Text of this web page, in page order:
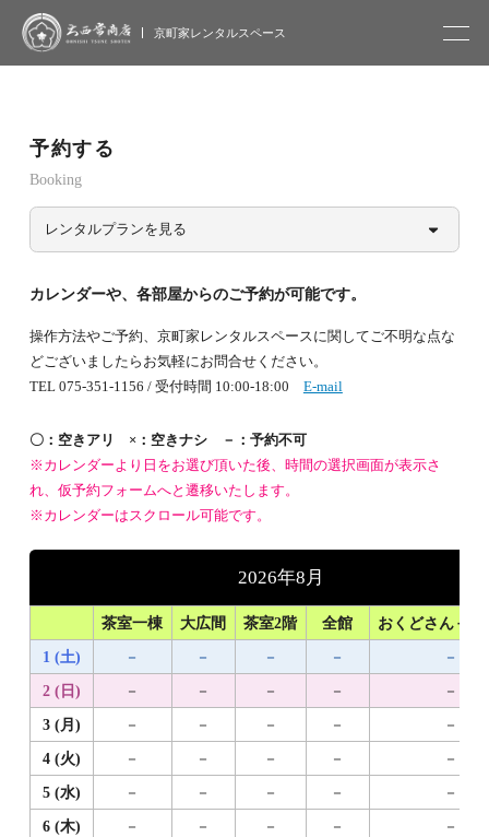
大西常商店
京町家レンタルスペース
予約する
Booking
レンタルプランを見る
カレンダーや、各部屋からのご予約が可能です。
操作方法やご予約、京町家レンタルスペースに関してご不明な点な
どございましたらお気軽にお問合せください。
TEL 075-351-1156 / 受付時間 10:00-18:00 E-mail
〇：空きアリ ×：空きナシ －：予約不可
※カレンダーより日をお選び頂いた後、時間の選択画面が表示さ
れ、仮予約フォームへと遷移いたします。
※カレンダーはスクロール可能です。
2026年8月
茶室一棟 大広間 茶室2階 全館
おくどさん＋1
1 (土)
－ － － －
－
2 (日)
－ － － －
－
3 (月)
－ － － －
－
4 (火)
－ － － －
－
5 (水)
－ － － －
－
6 (木)
－ － － － －